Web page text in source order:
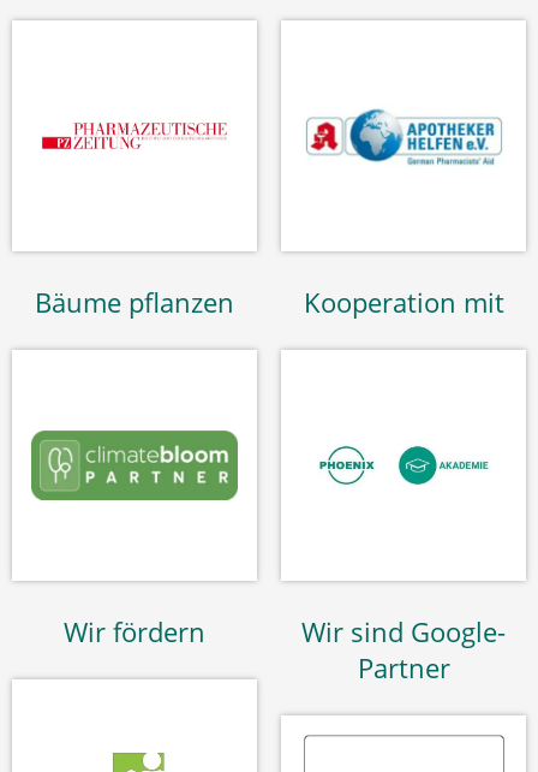
Bäume pflanzen Kooperation mit
Wir fördern
Wir sind Google-
Partner